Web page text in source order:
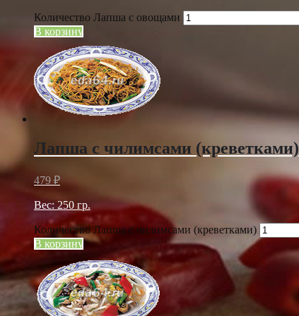
Количество Лапша с овощами
В корзину
Лапша с чилимсами (креветками)
479 ₽
Вес: 250 гр.
Количество Лапша с чилимсами (креветками)
В корзину